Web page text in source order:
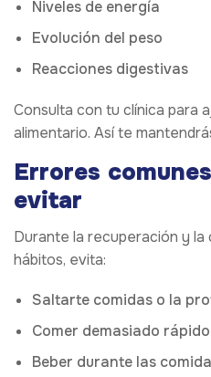
Niveles de energía
Evolución del peso
Reacciones digestivas
Consulta con tu clínica para
alimentario. Así te
Errores
evitar
Durante la recuperación y
hábitos, evita:
Saltarte comidas o la
Comer demasiado rápido
Beber durante las